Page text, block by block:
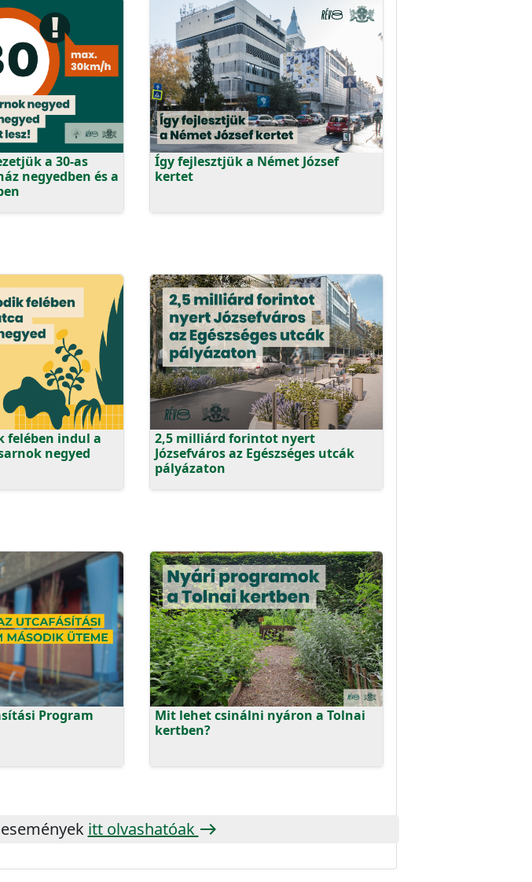
a 30-as
negyedben és a
Így fejlesztjük a Német József
kertet
felében indul a
negyed
2,5 milliárd forintot nyert
Józsefváros az Egészséges utcák
pályázaton
Program
Mit lehet csinálni nyáron a Tolnai
kertben?
itt olvashatóak east